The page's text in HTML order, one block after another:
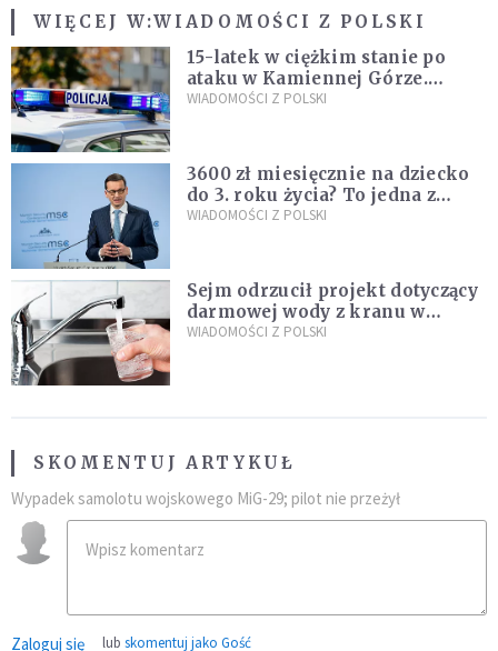
WIĘCEJ W:WIADOMOŚCI Z POLSKI
15-latek w ciężkim stanie po
ataku w Kamiennej Górze.
Policja zatrzymała dwóch
WIADOMOŚCI Z POLSKI
3600 zł miesięcznie na dziecko
do 3. roku życia? To jedna z
propozycji programu "Rozwój
WIADOMOŚCI Z POLSKI
Sejm odrzucił projekt dotyczący
darmowej wody z kranu w
restauracjach
WIADOMOŚCI Z POLSKI
SKOMENTUJ ARTYKUŁ
Wypadek samolotu wojskowego MiG-29; pilot nie przeżył
Zaloguj się lub skomentuj jako Gość